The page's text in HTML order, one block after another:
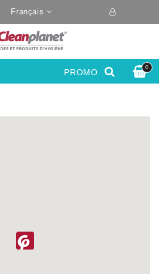
Français
0
PROMO